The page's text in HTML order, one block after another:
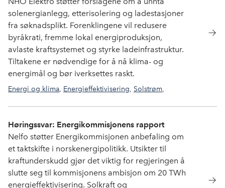
solenergianlegg, etterisolering og ladestasjoner
fra søknadsplikt. Forenklingene vil redusere
byråkrati, fremme lokal energiproduksjon,
avlaste kraftsystemet og styrke ladeinfrastruktur.
Tiltakene er nødvendige for å nå klima- og
energimål og bør iverksettes raskt.
Energi og klima, Energieffektivisering, Solstrøm,
Høringssvar: Energikommisjonens rapport
Nelfo støtter Energikommisjonen anbefaling om
et taktskifte i norskenergipolitikk. Utsikter til
kraftunderskudd gjør det viktig for regjeringen å
slutte seg til kommisjonens ambisjon om 20 TWh
energieffektivisering. Solkraft og